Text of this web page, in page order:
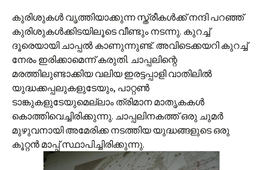
കുരിശുകള്‍ വൃത്തിയാക്കുന്ന സ്ത്രീകള്‍ക്ക് നന്ദി പറഞ്ഞ്
കുരിശുകള്‍ക്കിടയിലൂടെ വീണ്ടും നടന്നു. കുറച്ച്
ദൂരെയായി ചാപ്പല്‍ കാണുന്നുണ്ട്. അവിടെക്കയറി കുറച്ച്
നേരം ഇരിക്കാമെന്ന് കരുതി. ചാപ്പലിന്റെ
മരത്തിലുണ്ടാക്കിയ വലിയ ഇരട്ടപ്പാളി വാതിലില്‍
യുദ്ധക്കപ്പലുകളുടേയും, പാറ്റണ്‍
ടാങ്കുകളുടേയുമെല്ലാം ത്രിമാന മാതൃകകള്‍
കൊത്തിവെച്ചിരിക്കുന്നു. ചാപ്പലിനകത്ത് ഒരു ചുമര്‍
മുഴുവനായി‍ അമേരിക്ക നടത്തിയ യുദ്ധങ്ങളുടെ ഒരു
കൂറ്റന്‍ മാപ്പ് സ്ഥാപിച്ചിരിക്കുന്നു.